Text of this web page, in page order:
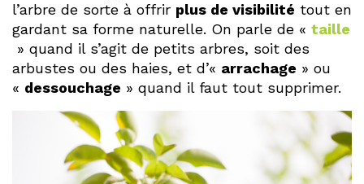
l’arbre de sorte à offrir plus de visibilité tout en
gardant sa forme naturelle. On parle de « taille
» quand il s’agit de petits arbres, soit des
arbustes ou des haies, et d’« arrachage » ou
« dessouchage » quand il faut tout supprimer.